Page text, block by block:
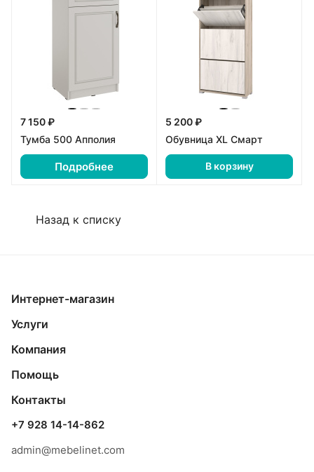
7 150 ₽
Тумба 500 Апполия
Подробнее
5 200 ₽
Обувница XL Смарт
В корзину
Назад к списку
Интернет-магазин
Услуги
Компания
Помощь
Контакты
+7 928 14-14-862
admin@mebelinet.com